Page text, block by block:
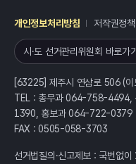
개인정보처리방침 저작권정책
시·도 선거관리위원회 바로가기
[63225] 제주시 연삼로 506 (이
TEL : 총무과 064-758-
1390, 홍보과 064-722-0379
FAX : 0505-058-3703
선거법질의·신고제보 : 국번없이